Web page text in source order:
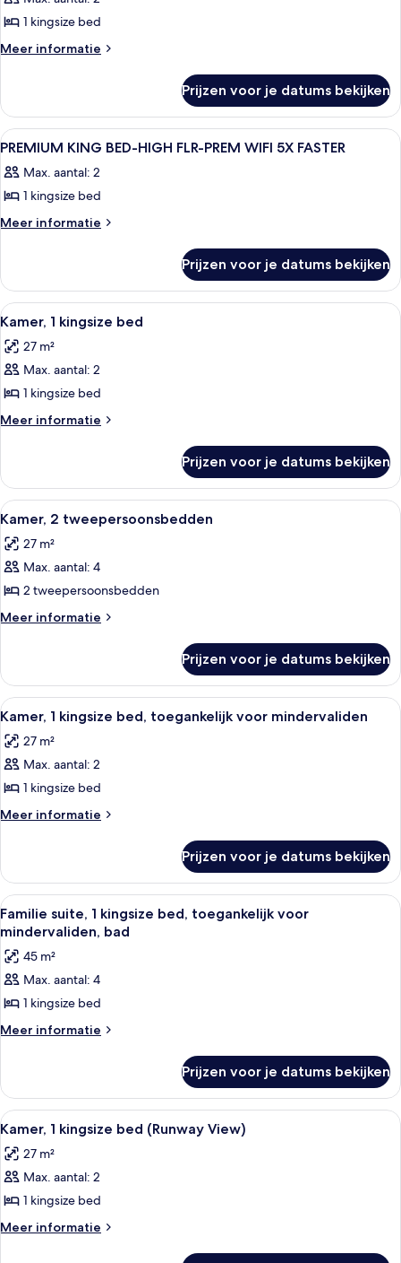
voor
King
Room
1 kingsize bed
Meer informatie
Meer
Room
Prijzen voor je datums bekijken
Alle
foto's
voor
PREMIUM
KING
FLR-
PREM
WIFI
5X
FASTER
laden
Luxe beddengoed, donzen
6
PREMIUM KING BED-HIGH FLR-PREM WIFI 5X FASTER
Max. aantal: 2
1 kingsize bed
Meer informatie
Meer
KING
BED-
HIGH
PREM
WIFI
FASTER
Prijzen voor je datums bekijken
Alle
foto's
voor
Kamer,
1
kingsize
Een hotelkamer met een groot bed,
8
Kamer, 1 kingsize bed
27 m²
Max. aantal: 2
1 kingsize bed
Meer informatie
Meer
1
kingsize
bed
Prijzen voor je datums bekijken
Alle
foto's
voor
Kamer,
2
tweepersoonsbedden
Luxe beddengoed, donzen
6
Kamer, 2 tweepersoonsbedden
27 m²
Max. aantal: 4
2 tweepersoonsbedden
Meer informatie
Meer
2
tweepersoonsbedden
Prijzen voor je datums bekijken
Alle
foto's
voor
Kamer,
1
kingsize
voor
mindervaliden
laden
Een hotelkamer met een groot bed,
11
Kamer, 1 kingsize bed, toegankelijk voor mindervaliden
27 m²
Max. aantal: 2
1 kingsize bed
Meer informatie
Meer
1
kingsize
bed,
toegankelijk
mindervaliden
Prijzen voor je datums bekijken
Alle
foto's
voor
Familie
suite,
1
kingsize
voor
mindervaliden,
bad
laden
Een hotelkamer met een zithoek,
7
Familie suite, 1 kingsize bed, toegankelijk voor
mindervaliden, bad
45 m²
Max. aantal: 4
1 kingsize bed
Meer informatie
Meer
suite,
kingsize
toegankelijk
voor
bad
Prijzen voor je datums bekijken
Alle
foto's
voor
Kamer,
1
kingsize
Een luchthaventerminal met
7
Kamer, 1 kingsize bed (Runway View)
27 m²
Max. aantal: 2
1 kingsize bed
Meer informatie
Meer